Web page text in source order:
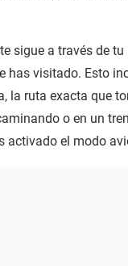
sigue a través de
visitado. Esto
la ruta exacta que
o en un
el modo